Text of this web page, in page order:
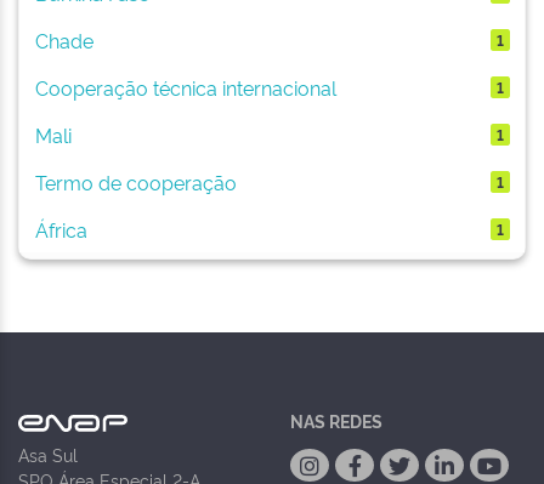
Chade 1
Cooperação técnica internacional 1
Mali 1
Termo de cooperação 1
África 1
Asa Sul
NAS REDES